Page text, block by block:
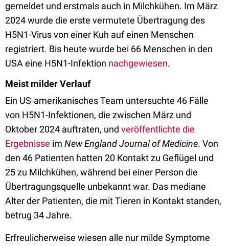
gemeldet und erstmals auch in Milchkühen. Im März
2024 wurde die erste vermutete Übertragung des
H5N1-Virus von einer Kuh auf einen Menschen
registriert. Bis heute wurde bei 66 Menschen in den
USA eine H5N1-Infektion nachgewiesen.
Meist milder Verlauf
Ein US-amerikanisches Team untersuchte 46 Fälle
von H5N1-Infektionen, die zwischen März und
Oktober 2024 auftraten, und veröffentlichte die
Ergebnisse im New England Journal of Medicine. Von
den 46 Patienten hatten 20 Kontakt zu Geflügel und
25 zu Milchkühen, während bei einer Person die
Übertragungsquelle unbekannt war. Das mediane
Alter der Patienten, die mit Tieren in Kontakt standen,
betrug 34 Jahre.
Erfreulicherweise wiesen alle nur milde Symptome